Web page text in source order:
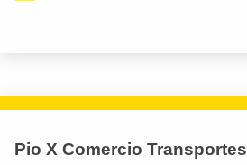
Pio X Comercio Transportes